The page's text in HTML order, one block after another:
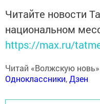
Читайте новости
национальном
https://max.ru/
Читай «Волжскую
Одноклассники,Дзен